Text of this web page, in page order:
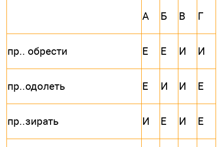
А Б В Г
пр.. обрести Е Е И И
пр..одолеть Е И И Е
пр..зирать И Е И Е